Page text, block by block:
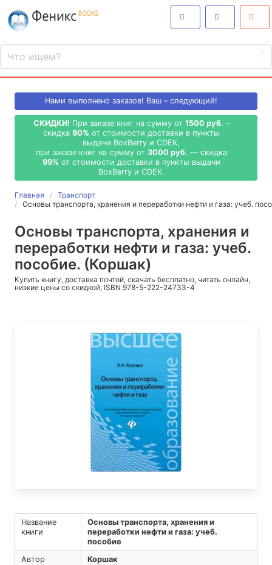
Нами выполнено заказов! Ваш – следующий!
СКИДКИ! При заказе книг на сумму от 1500 руб. –
скидка 90% от стоимости доставки в пункты
выдачи BoxBerry и CDEK,
при заказе книг на сумму от 3000 руб. — скидка
99% от стоимости доставки в пункты выдачи
BoxBerry и CDEK.
Главная
Транспорт
Основы транспорта, хранения и переработки нефти и газа: учеб.
Основы транспорта, хранения и
переработки нефти и газа: учеб.
пособие. (Коршак)
Купить книгу, доставка почтой, скачать бесплатно, читать онлайн,
низкие цены со скидкой, ISBN 978-5-222-24733-4
Название
книги
Основы транспорта, хранения и
переработки нефти и газа: учеб.
пособие
Автор
Коршак